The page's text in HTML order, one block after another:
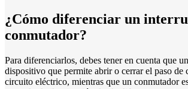
¿Cómo diferenciar un
conmutador?
Para diferenciarlos, debes tener en cuenta que
dispositivo que permite abrir o cerrar el paso de
circuito eléctrico, mientras que un conmutador